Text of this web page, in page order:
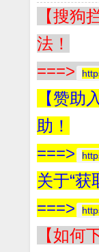
【搜狗
法！
===>
【赞助
助！
===>
关于“获
===>
【如何